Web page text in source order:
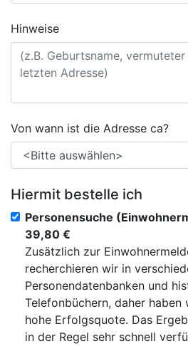
Hinweise
Von wann ist die Adresse ca?
Hiermit bestelle ich
Personensuche
39,80 €
Zusätzlich zur
recherchieren wir in
Personendatenbanken und
Telefonbüchern, daher haben
hohe Erfolgsquote. Das
in der Regel sehr schnell